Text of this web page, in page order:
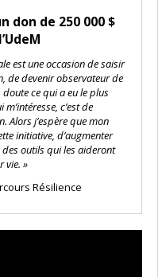
don de 250 000 $
est une occasion de saisir
de devenir observateur de
ce qui a eu le plus
c’est de
Alors j’espère que mon
initiative, d’augmenter
outils qui les aideront
vie. »
Résilience